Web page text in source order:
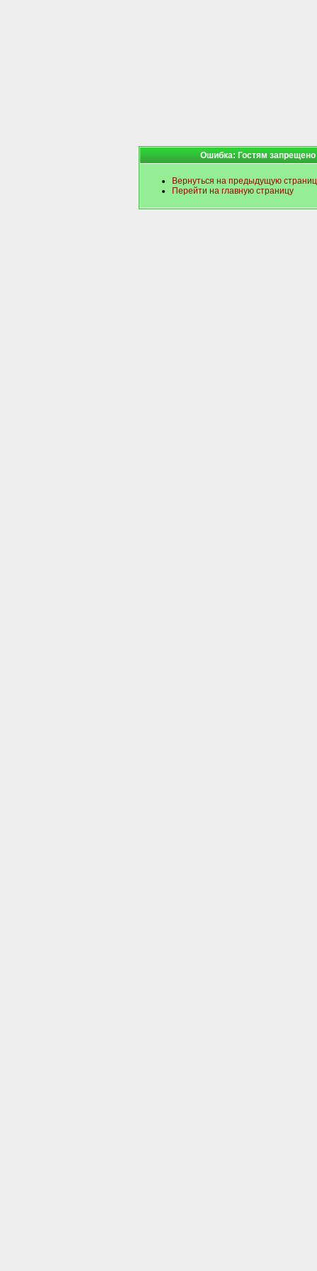
Ошибка: Гостям
Вернуться на предыдущую
Перейти на главную страницу